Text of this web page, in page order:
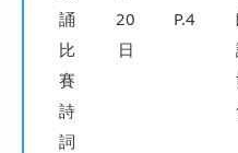
誦
比
賽
詩
詞
20
日
P.4